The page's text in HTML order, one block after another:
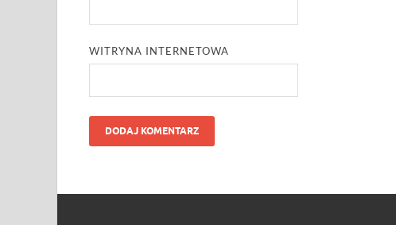
WITRYNA INTERNETOWA